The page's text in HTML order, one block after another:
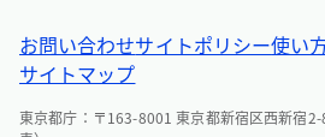
お問い合わせサイトポリシー使い
サイトマップ
東京都庁：〒163-8001 東京都新宿区西新宿